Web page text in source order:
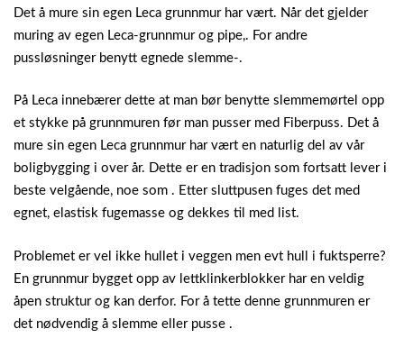
Det å mure sin egen Leca grunnmur har vært. Når det gjelder
muring av egen Leca-grunnmur og pipe,. For andre
pussløsninger benytt egnede slemme-.
På Leca innebærer dette at man bør benytte slemmemørtel opp
et stykke på grunnmuren før man pusser med Fiberpuss. Det å
mure sin egen Leca grunnmur har vært en naturlig del av vår
boligbygging i over år. Dette er en tradisjon som fortsatt lever i
beste velgående, noe som . Etter sluttpusen fuges det med
egnet, elastisk fugemasse og dekkes til med list.
Problemet er vel ikke hullet i veggen men evt hull i fuktsperre?
En grunnmur bygget opp av lettklinkerblokker har en veldig
åpen struktur og kan derfor. For å tette denne grunnmuren er
det nødvendig å slemme eller pusse .